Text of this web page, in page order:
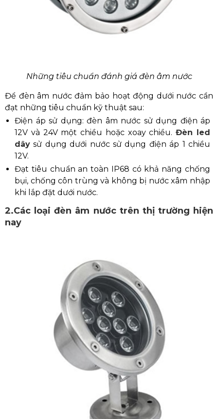
Những tiêu chuẩn đánh giá đèn âm nước
Để đèn âm nước đảm bảo hoạt động dưới nước cần
đạt những tiêu chuẩn kỹ thuật sau:
Điện áp sử dụng: đèn âm nước sử dụng điện áp
12V và 24V một chiều hoặc xoay chiều.Đèn led
dây sử dụng dưới nước sử dụng điện áp 1 chiều
12V.
Đạt tiêu chuẩn an toàn IP68 có khả năng chống
bụi, chống côn trùng và không bị nước xâm nhập
khi lắp đặt dưới nước.
2.Các loại đèn âm nước trên thị trường hiện
nay